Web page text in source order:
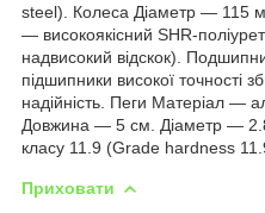
steel). Колеса Діаметр —
— високоякісний SHR-
надвисокий відскок).
підшипники високої точності
надійність. Пеги Матеріал —
Довжина — 5 см. Діаметр —
класу 11.9 (Grade hardness
Приховати